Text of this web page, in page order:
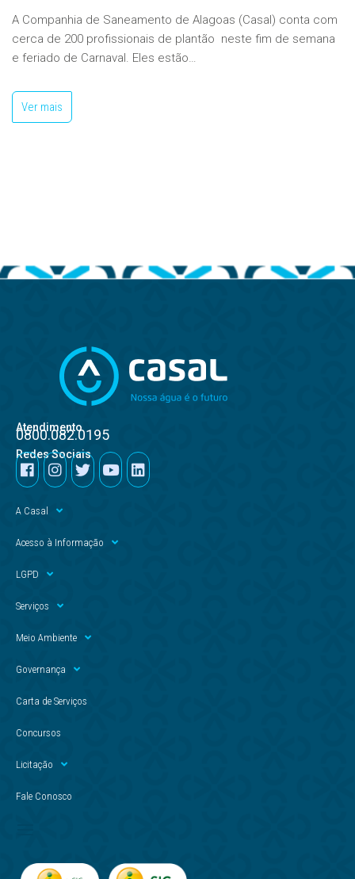
A Companhia de Saneamento de Alagoas (Casal) conta com
cerca de 200 profissionais de plantão neste fim de semana
e feriado de Carnaval. Eles estão…
Ver mais
Atendimento
0800.082.0195
Redes Sociais
A Casal
Acesso à Informação
LGPD
Serviços
Meio Ambiente
Governança
Carta de Serviços
Concursos
Licitação
Fale Conosco